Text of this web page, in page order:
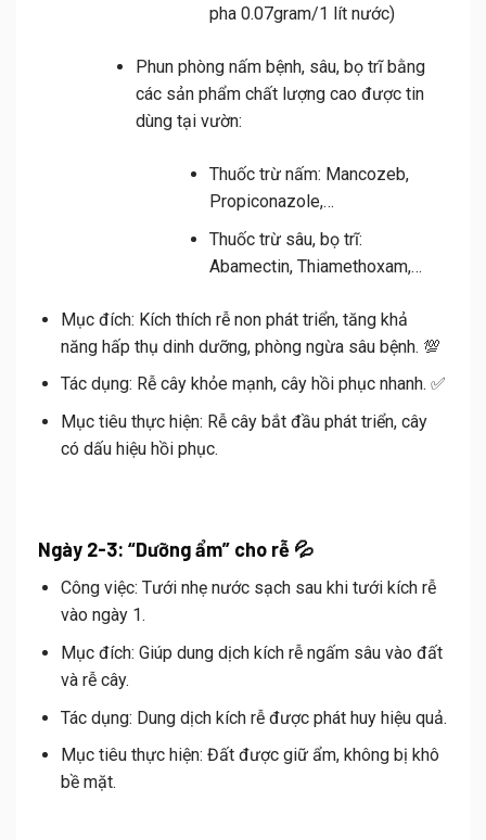
pha 0.07gram/1 lít nước)
Phun phòng nấm bệnh, sâu, bọ trĩ bằng
các sản phẩm chất lượng cao được tin
dùng tại vườn:
Thuốc trừ nấm: Mancozeb,
Propiconazole,…
Thuốc trừ sâu, bọ trĩ:
Abamectin, Thiamethoxam,…
Mục đích: Kích thích rễ non phát triển, tăng khả
năng hấp thụ dinh dưỡng, phòng ngừa sâu bệnh. 💯
Tác dụng: Rễ cây khỏe mạnh, cây hồi phục nhanh. ✅
Mục tiêu thực hiện: Rễ cây bắt đầu phát triển, cây
có dấu hiệu hồi phục.
Ngày 2-3: “Dưỡng ẩm” cho rễ 💦
Công việc: Tưới nhẹ nước sạch sau khi tưới kích rễ
vào ngày 1.
Mục đích: Giúp dung dịch kích rễ ngấm sâu vào đất
và rễ cây.
Tác dụng: Dung dịch kích rễ được phát huy hiệu quả.
Mục tiêu thực hiện: Đất được giữ ẩm, không bị khô
bề mặt.